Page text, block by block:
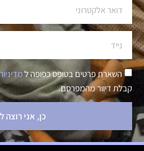
השארת פרטים בטופס כפופה ל
קבלת דיוור מהמפרסם.
כן, אני רוצה